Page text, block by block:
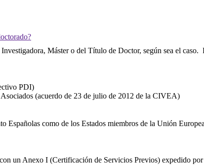
Máster o del Título de Doctor, según sea el
PDI)
(acuerdo de 23 de julio de 2012 de la CIVEA)
Españolas como de los Estados miembros de la Unión
un Anexo I (Certificación de Servicios Previos) expedido